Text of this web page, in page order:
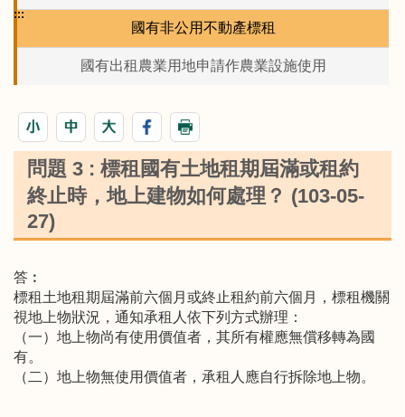
國有非公用不動產標租
國有出租農業用地申請作農業設施使用
:::
問題 3 : 標租國有土地租期屆滿或租約
終止時，地上建物如何處理？ (103-05-
27)
答︰
標租土地租期屆滿前六個月或終止租約前六個月，標租機關
視地上物狀況，通知承租人依下列方式辦理：
（一）地上物尚有使用價值者，其所有權應無償移轉為國
有。
（二）地上物無使用價值者，承租人應自行拆除地上物。